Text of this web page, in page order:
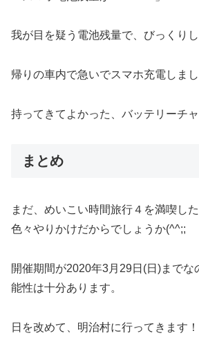
我が目を疑う電池残量で、びっくり
帰りの車内で急いでスマホ充電しま
持ってきてよかった、バッテリーチ
まとめ
まだ、めいこい時間旅行４を満喫し
色々やりかけだからでしょうか(^^;;
開催期間が2020年3月29日(日)までな
能性は十分あります。
日を改めて、明治村に行ってきます！